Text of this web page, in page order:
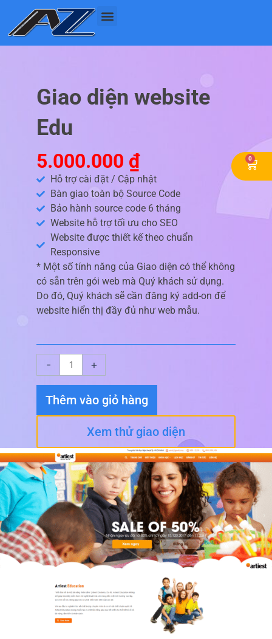
nội
Giao diện website
Edu
5.000.000 ₫
Hỗ trợ cài đặt / Cập nhật
Bàn giao toàn bộ Source Code
Bảo hành source code 6 tháng
Website hỗ trợ tối ưu cho SEO
Website được thiết kế theo chuẩn
Responsive
* Một số tính năng của Giao diện có thể không
có sẵn trên gói web mà Quý khách sử dụng.
Do đó, Quý khách sẽ cần đăng ký add-on để
website hiển thị đầy đủ như web mẫu.
-
diện
Edu
số
+
Thêm vào giỏ hàng
Xem thử giao diện
0
Cart